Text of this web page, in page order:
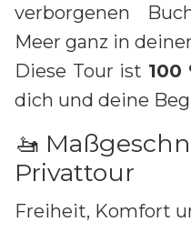
verborgenen
Meer ganz in
Diese Tour ist 100
dich und deine
🚤
Privattour
Freiheit, Komfort